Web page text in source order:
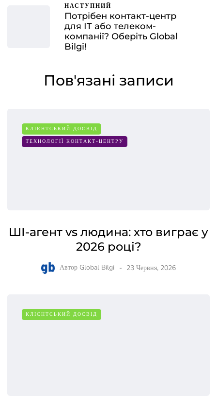
НАСТУПНИЙ
Потрібен контакт-центр
для IT або телеком-
компанії? Оберіть Global
Bilgi!
Пов'язані записи
КЛІЄНТСЬКИЙ ДОСВІД
ТЕХНОЛОГІЇ КОНТАКТ-ЦЕНТРУ
ШІ-агент vs людина: хто виграє у
2026 році?
Автор Global Bilgi 23 Червня, 2026
КЛІЄНТСЬКИЙ ДОСВІД